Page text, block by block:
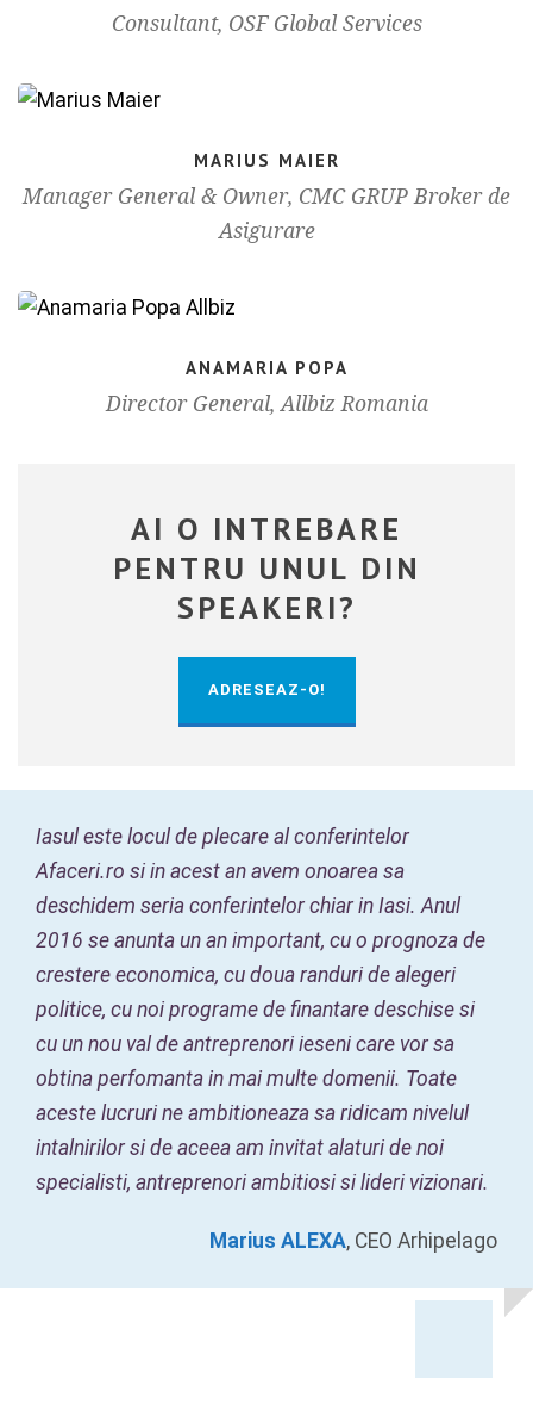
Consultant, OSF Global Services
MARIUS MAIER
Manager General & Owner, CMC GRUP Broker de
Asigurare
ANAMARIA POPA
Director General, Allbiz Romania
AI O INTREBARE
PENTRU UNUL DIN
SPEAKERI?
ADRESEAZ-O!
Iasul este locul de plecare al conferintelor
Afaceri.ro si in acest an avem onoarea sa
deschidem seria conferintelor chiar in Iasi. Anul
2016 se anunta un an important, cu o prognoza de
crestere economica, cu doua randuri de alegeri
politice, cu noi programe de finantare deschise si
cu un nou val de antreprenori ieseni care vor sa
obtina perfomanta in mai multe domenii. Toate
aceste lucruri ne ambitioneaza sa ridicam nivelul
intalnirilor si de aceea am invitat alaturi de noi
specialisti, antreprenori ambitiosi si lideri vizionari.
Marius ALEXA, CEO Arhipelago